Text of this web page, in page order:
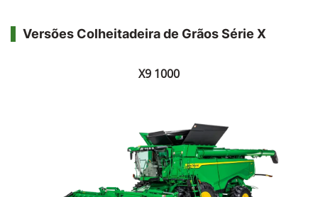
Versões Colheitadeira de Grãos Série X
X9 1000